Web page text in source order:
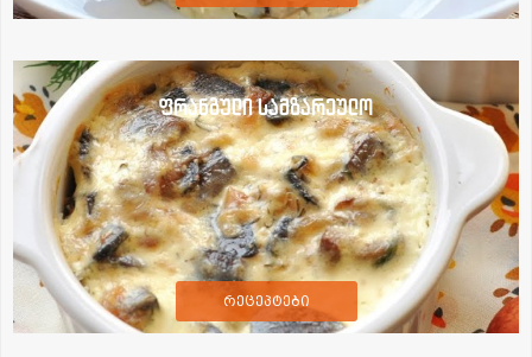
ფრანგული სამზარეულო
რეცეპტები